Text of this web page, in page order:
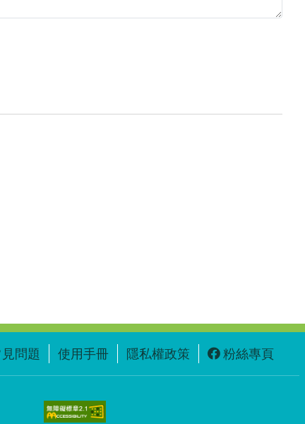
問題 使用手冊 隱私權政策 粉絲專頁